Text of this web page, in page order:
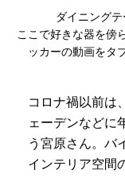
ダイニング
ここで好きな器を傍
ッカーの動画をタ
コロナ禍以前は
ェーデンなどに
う宮原さん。バ
インテリア空間